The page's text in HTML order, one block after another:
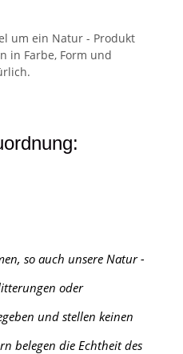
um ein Natur - Produkt
in Farbe, Form und
so auch unsere Natur -
oder
und stellen keinen
belegen die Echtheit des